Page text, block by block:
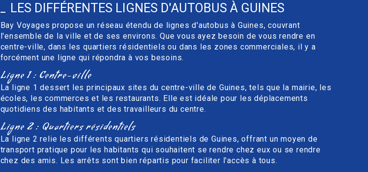
LES DIFFÉRENTES LIGNES D'AUTOBUS À GUINES
Bay Voyages propose un réseau étendu de lignes d'autobus à Guines, couvrant
l'ensemble de la ville et de ses environs. Que vous ayez besoin de vous rendre en
centre-ville, dans les quartiers résidentiels ou dans les zones commerciales, il y a
forcément une ligne qui répondra à vos besoins.
Ligne 1 : Centre-ville
La ligne 1 dessert les principaux sites du centre-ville de Guines, tels que la mairie, les
écoles, les commerces et les restaurants. Elle est idéale pour les déplacements
quotidiens des habitants et des travailleurs du centre.
Ligne 2 : Quartiers résidentiels
La ligne 2 relie les différents quartiers résidentiels de Guines, offrant un moyen de
transport pratique pour les habitants qui souhaitent se rendre chez eux ou se rendre
chez des amis. Les arrêts sont bien répartis pour faciliter l'accès à tous.